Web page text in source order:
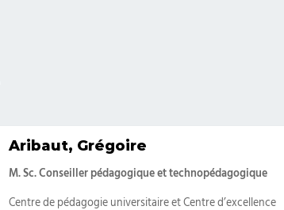
Aribaut, Grégoire
Catégories
M. Sc. Conseiller pédagogique et technopédagogique
Centre de pédagogie universitaire et Centre d’excellence